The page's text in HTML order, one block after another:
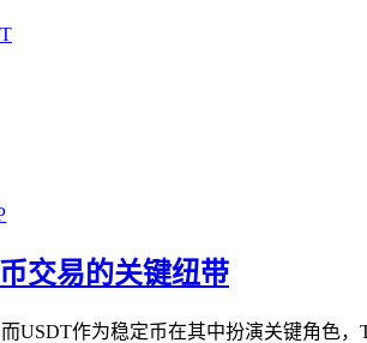
交易的关键纽带
USDT作为稳定币在其中扮演关键角色